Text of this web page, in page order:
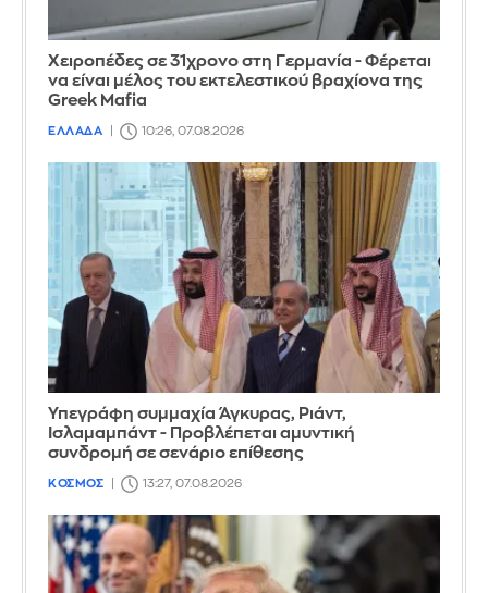
Χειροπέδες σε 31χρονο στη Γερμανία - Φέρεται
να είναι μέλος του εκτελεστικού βραχίονα της
Greek Mafia
ΕΛΛΑΔΑ 10:26, 07.08.2026
Υπεγράφη συμμαχία Άγκυρας, Ριάντ,
Ισλαμαμπάντ - Προβλέπεται αμυντική
συνδρομή σε σενάριο επίθεσης
ΚΟΣΜΟΣ 13:27, 07.08.2026